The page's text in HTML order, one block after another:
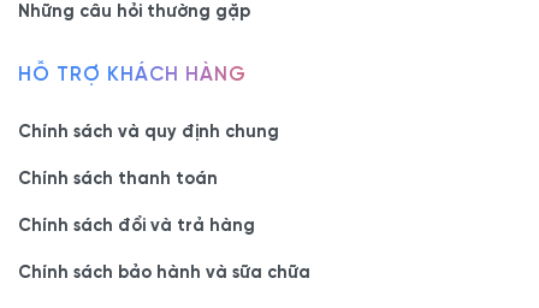
Những câu hỏi thường gặp
HỖ TRỢ KHÁCH HÀNG
Chính sách và quy định chung
Chính sách thanh toán
Chính sách đổi và trả hàng
Chính sách bảo hành và sữa chữa